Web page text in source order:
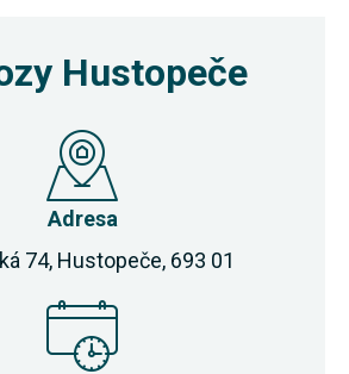
Hustopeče
Adresa
74, Hustopeče, 693 01